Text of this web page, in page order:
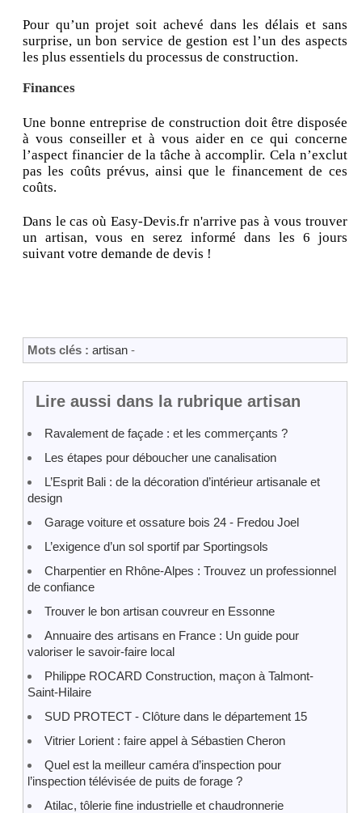
Pour qu’un projet soit achevé dans les délais et sans
surprise, un bon service de gestion est l’un des aspects
les plus essentiels du processus de construction.
Finances
Une bonne entreprise de construction doit être disposée
à vous conseiller et à vous aider en ce qui concerne
l’aspect financier de la tâche à accomplir. Cela n’exclut
pas les coûts prévus, ainsi que le financement de ces
coûts.
Dans le cas où Easy-Devis.fr n'arrive pas à vous trouver
un artisan, vous en serez informé dans les 6 jours
suivant votre demande de devis !
Mots clés : artisan -
Lire aussi dans la rubrique artisan
Ravalement de façade : et les commerçants ?
Les étapes pour déboucher une canalisation
L’Esprit Bali : de la décoration d’intérieur artisanale et
design
Garage voiture et ossature bois 24 - Fredou Joel
L’exigence d’un sol sportif par Sportingsols
Charpentier en Rhône-Alpes : Trouvez un professionnel
de confiance
Trouver le bon artisan couvreur en Essonne
Annuaire des artisans en France : Un guide pour
valoriser le savoir-faire local
Philippe ROCARD Construction, maçon à Talmont-
Saint-Hilaire
SUD PROTECT - Clôture dans le département 15
Vitrier Lorient : faire appel à Sébastien Cheron
Quel est la meilleur caméra d’inspection pour
l’inspection télévisée de puits de forage ?
Atilac, tôlerie fine industrielle et chaudronnerie